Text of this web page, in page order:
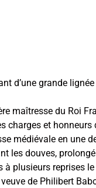
d’une grande
maîtresse du Roi
charges et honneurs
médiévale en une
les douves,
à plusieurs reprises le
de Philibert